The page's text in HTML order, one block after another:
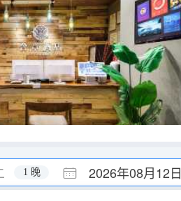
2026年08月12日
1 晚